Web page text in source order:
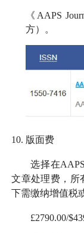
《 AAPS
方）。
10. 版面费
选择在
文章处理费，所
下需缴纳增值税
£2790.00/